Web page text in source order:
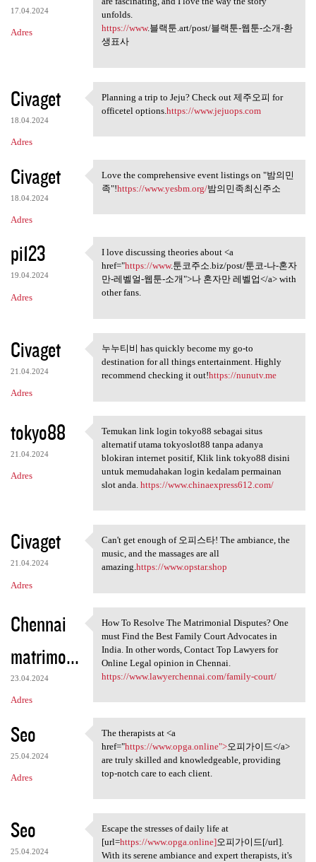
17.04.2024
Adres
unfolds.
https://www.블랙툰.art/post/블랙툰-웹툰-소개-환
생표사
Civaget
18.04.2024
Adres
Planning a trip to Jeju?
Planning a trip to Jeju? Check out 제주오피 for
officetel options. https://www.jejuops.com
Civaget
18.04.2024
Adres
Love the comprehensive event
Love the comprehensive event listings on "밤의민
족"!https://www.yesbm.org/밤의민족최신주소
pi123
19.04.2024
Adres
I love discussing theories
I love discussing theories about <a
href="https://www.툰코주소.biz/post/툰코-나-혼자
만-레벨얼-웹툰-소개">나 혼자만 레벨업</a> with
other fans.
Civaget
21.04.2024
Adres
누누티비 has quickly become my go
누누티비 has quickly become my go-to
destination for all things entertainment. Highly
recommend checking it out!https://nunutv.me
tokyo88
21.04.2024
Adres
Temukan link login tokyo88
Temukan link login tokyo88 sebagai situs
alternatif utama tokyoslot88 tanpa adanya
blokiran internet positif, Klik link tokyo88 disini
untuk memudahakan login kedalam permainan
slot anda. https://www.chinaexpress612.com/
Civaget
21.04.2024
Adres
Can't get enough of 오피스타! The
Can't get enough of 오피스타! The ambiance, the
music, and the massages are all
amazing.https://www.opstar.shop
Chennai
matrimo...
23.04.2024
Adres
How To Resolve The
How To Resolve The Matrimonial Disputes? One
must Find the Best Family Court Advocates in
India. In other words, Contact Top Lawyers for
Online Legal opinion in Chennai.
https://www.lawyerchennai.com/family-court/
Seo
25.04.2024
Adres
The therapists at <a href=
The therapists at <a
href="https://www.opga.online">오피가이드</a>
are truly skilled and knowledgeable, providing
top-notch care to each client.
Seo
25.04.2024
Escape the stresses of daily
Escape the stresses of daily life at
[url=https://www.opga.online]오피가이드[/url].
With its serene ambiance and expert therapists, it's